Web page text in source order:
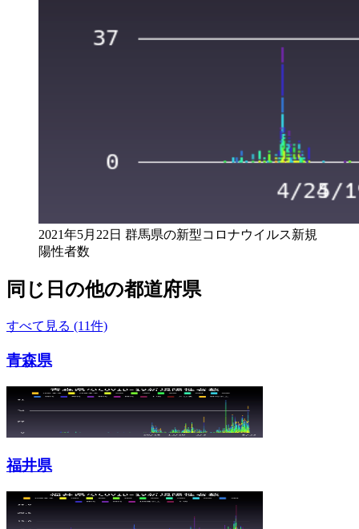
2021年5月22日 群馬県の新型コロナウイルス新規
陽性者数
同じ日の他の都道府県
すべて見る (11件)
青森県
福井県